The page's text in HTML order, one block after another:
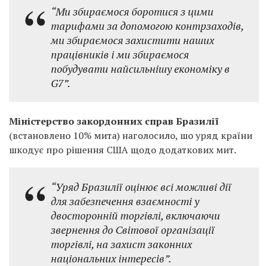
“Ми збираємося боротися з цими
тарифами за допомогою контрзаходів,
ми збираємося захистити наших
працівників і ми збираємося
побудувати найсильнішу економіку в
G7”.
Міністерство закордонних справ Бразилії
(встановлено 10% мита) наголосило, шо уряд країни
шкодує про рішення США щодо додаткових мит.
“Уряд Бразилії оцінює всі можливі дії
для забезпечення взаємності у
двосторонній торгівлі, включаючи
звернення до Світової організації
торгівлі, на захист законних
національних інтересів”.